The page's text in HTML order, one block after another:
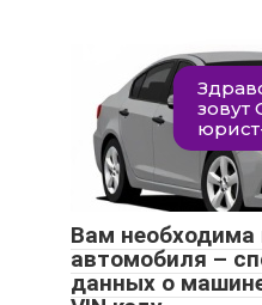
Вам необходима
автомобиля –
данных о